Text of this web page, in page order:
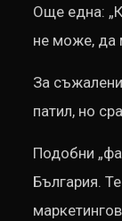
Още една:
не може, да
За
патил, но
Подобни
България.